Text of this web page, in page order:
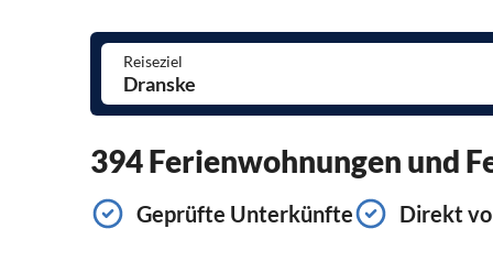
Reiseziel
394 Ferienwohnungen und
Geprüfte Unterkünfte Direkt